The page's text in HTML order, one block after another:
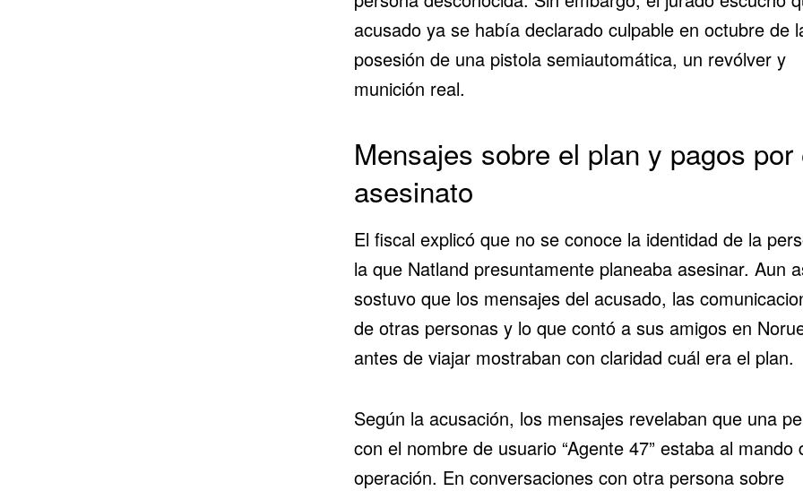
acusado ya se había declarado culpable en octubre de
posesión de una pistola semiautomática, un revólver y
munición real.
Mensajes sobre el plan y pagos por
asesinato
El fiscal explicó que no se conoce la identidad de la
la que Natland presuntamente planeaba asesinar. Aun
sostuvo que los mensajes del acusado, las
de otras personas y lo que contó a sus amigos en
antes de viajar mostraban con claridad cuál era el plan.
Según la acusación, los mensajes revelaban que una
con el nombre de usuario “Agente 47” estaba al mando
operación. En conversaciones con otra persona sobre